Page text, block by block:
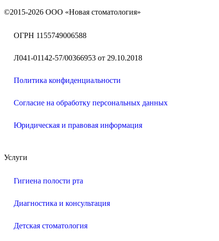
©2015-2026 ООО «Новая стоматология»
ОГРН 1155749006588
Л041-01142-57/00366953 от 29.10.2018
Политика конфиденциальности
Согласие на обработку персональных данных
Юридическая и правовая информация
Услуги
Гигиена полости рта
Диагностика и консультация
Детская стоматология